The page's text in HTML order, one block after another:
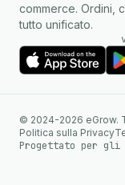
commerce. Ordini,
tutto unificato.
© 2024-2026 eGrow.
Politica sulla Privacy
Progettato per gli